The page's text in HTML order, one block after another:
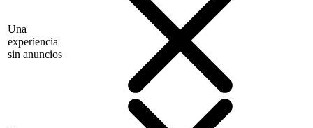
Una
experiencia
sin anuncios